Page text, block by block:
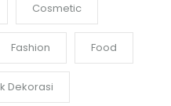
Cosmetic
Fashion Food
Dekorasi